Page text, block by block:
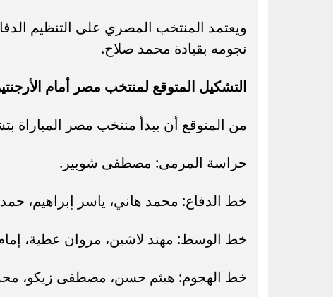
ويعتمد المنتخب المصري على التنظيم
نجومه بقيادة محمد صلاح.
التشكيل المتوقع لمنتخب مصر أمام
من المتوقع أن يبدأ منتخب مصر المباراة
حراسة المرمى: مصطفى شوبير.
خط الدفاع: محمد هاني، ياسر إبراهيم،
خط الوسط: مهند لاشين، مروان عطية،
خط الهجوم: هيثم حسن، مصطفى زيكو،